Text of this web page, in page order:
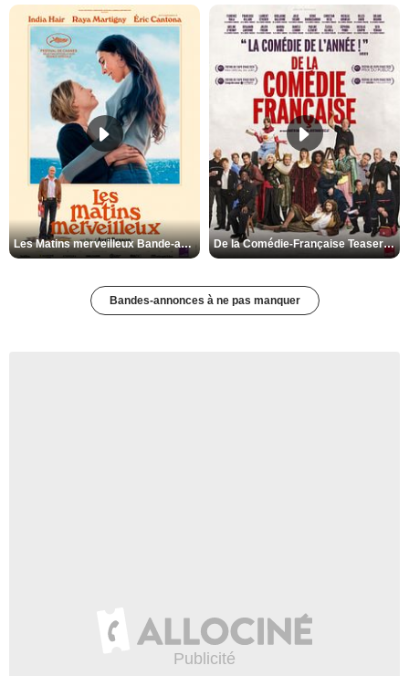
Les Matins merveilleux Bande-annonce VF De la Comédie-Française Teaser VF
Bandes-annonces à ne pas manquer